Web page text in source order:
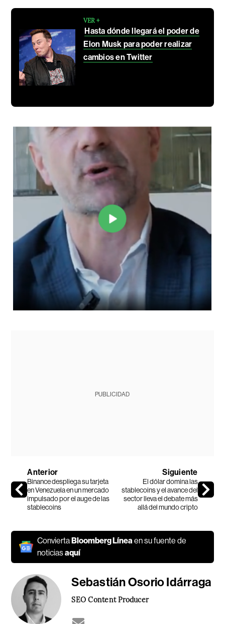
VER +
Hasta dónde llegará el poder de
Elon Musk para poder realizar
cambios en Twitter
PUBLICIDAD
Anterior
Binance despliega su tarjeta
en Venezuela en un mercado
impulsado por el auge de las
stablecoins
Siguiente
El dólar domina las
stablecoins y el avance del
sector lleva el debate más
allá del mundo cripto
ConviertaBloomberg Línea en su fuente de
noticiasaquí
Sebastián Osorio Idárraga
SEO Content Producer